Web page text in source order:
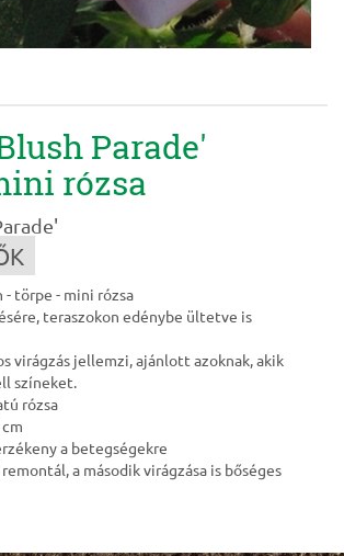
Parade'
rózsa
- törpe - mini rózsa
teraszokon edénybe ültetve is
virágzás jellemzi, ajánlott azoknak, akik
színeket.
rózsa
a betegségekre
a második virágzása is bőséges